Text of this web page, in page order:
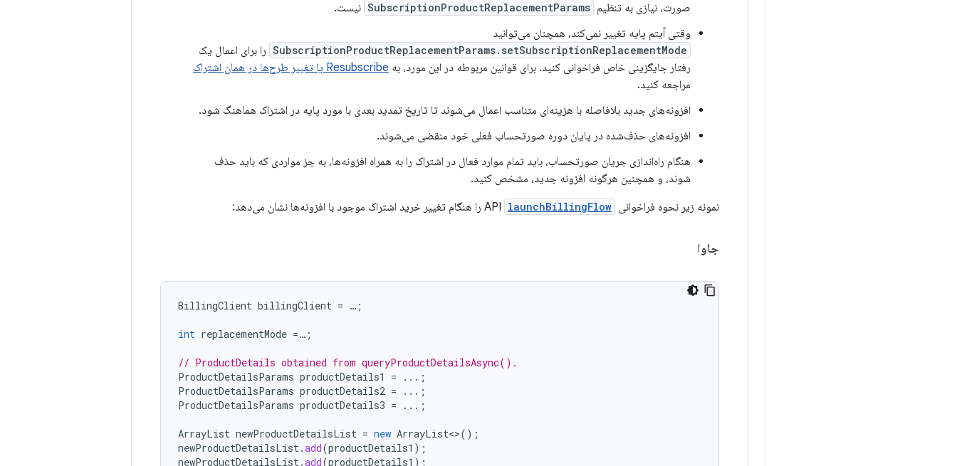
صورت، نیازی به تنظیم SubscriptionProductReplacementParams نیست.
وقتی آیتم پایه تغییر نمی‌کند، همچنان می‌توانید
SubscriptionProductReplacementParams.setSubscriptionReplacementMode را برای اعمال یک
رفتار جایگزینی خاص فراخوانی کنید. برای قوانین مربوطه در این مورد، به Resubscribe یا تغییر طرح‌ها در همان اشتراک
مراجعه کنید.
افزونه‌های جدید بلافاصله با هزینه‌ای متناسب اعمال می‌شوند تا تاریخ تمدید بعدی با مورد پایه در اشتراک هماهنگ شود.
افزونه‌های حذف‌شده در پایان دوره صورتحساب فعلی خود منقضی می‌شوند.
هنگام راه‌اندازی جریان صورتحساب، باید تمام موارد فعال در اشتراک را به همراه افزونه‌ها، به جز مواردی که باید حذف
شوند، و همچنین هرگونه افزونه جدید، مشخص کنید.
نمونه زیر نحوه فراخوانی API launchBillingFlow را هنگام تغییر خرید اشتراک موجود با افزونه‌ها نشان می‌دهد:
جاوا
BillingClient billingClient = … ;
int replacementMode =… ;
// ProductDetails obtained from queryProductDetailsAsync().
ProductDetailsParams productDetails1 =
...;
ProductDetailsParams productDetails2 =
...;
ProductDetailsParams productDetails3 = ...;
ArrayList newProductDetailsList = new ArrayList<>();
newProductDetailsList.add(productDetails1 );
newProductDetailsList.add(productDetails1 );